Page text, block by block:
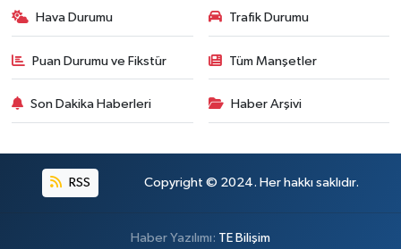
Hava Durumu Trafik Durumu
Puan Durumu ve Fikstür Tüm Manşetler
Son Dakika Haberleri Haber Arşivi
RSS Copyright © 2024. Her hakkı saklıdır.
Haber Yazılımı: TE Bilişim